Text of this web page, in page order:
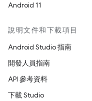
Android 11
說明文件和下載項目
Android Studio 指南
開發人員指南
API 參考資料
下載 Studio